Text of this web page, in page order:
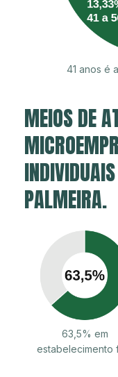
41 anos é
MEIOS DE
PALMEIRA.
63,5% em
estabelecimento